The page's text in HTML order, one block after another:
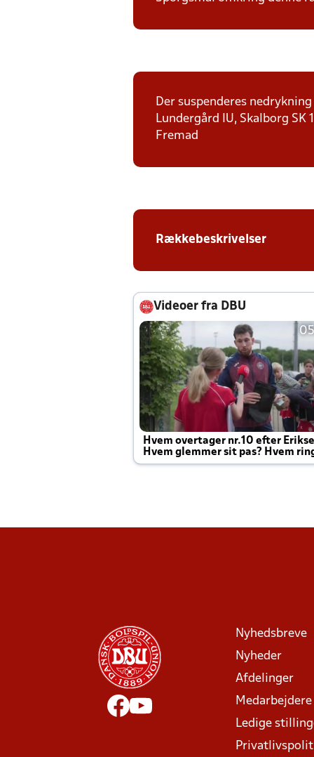
Der suspenderes
Lundergård IU, Skalborg SK
Fremad
Rækkebeskrivelser
Videoer fra DBU
Hvem overtager nr.10 efter
Hvem glemmer sit pas? Hvem
Joachim altid til efter kampe?
Nyhedsbreve
Nyheder
Afdelinger
Medarbejdere
Ledige